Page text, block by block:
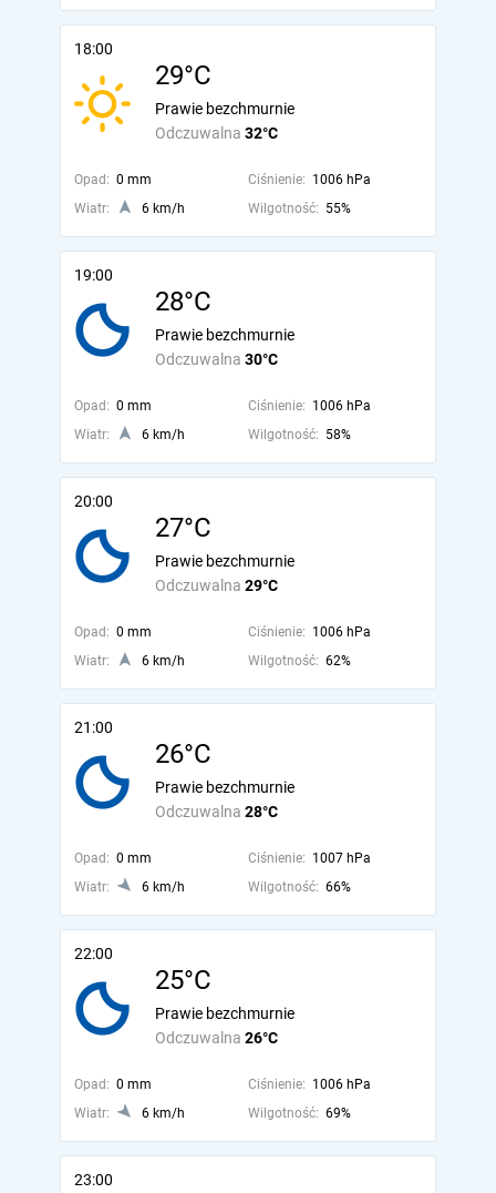
18:00
29°C
Odczuwalna 32°C
Prawie bezchmurnie
Opad: 0 mm Ciśnienie: 1006 hPa
Wiatr:
6 km/h Wilgotność: 55%
19:00
28°C
Odczuwalna 30°C
Prawie bezchmurnie
Opad: 0 mm Ciśnienie: 1006 hPa
Wiatr:
6 km/h Wilgotność: 58%
20:00
27°C
Odczuwalna 29°C
Prawie bezchmurnie
Opad: 0 mm Ciśnienie: 1006 hPa
Wiatr:
6 km/h Wilgotność: 62%
21:00
26°C
Odczuwalna 28°C
Prawie bezchmurnie
Opad: 0 mm Ciśnienie: 1007 hPa
Wiatr:
6 km/h Wilgotność: 66%
22:00
25°C
Odczuwalna 26°C
Prawie bezchmurnie
Opad: 0 mm Ciśnienie: 1006 hPa
Wiatr:
6 km/h Wilgotność: 69%
23:00